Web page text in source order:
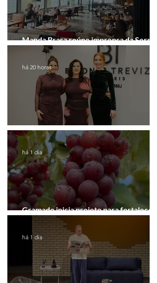
Manda Brasa reúne imprensa da Serra
Gaúcha para falar de expansão
Coluna de Caxias
há 20 horas
Gramado inicia projeto para fortalecer a
Rota do Vinho
há 1 dia
há 1 dia